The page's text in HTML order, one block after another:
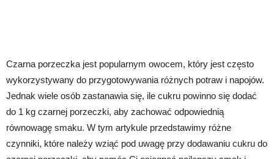
Czarna porzeczka jest popularnym owocem, który jest często
wykorzystywany do przygotowywania różnych potraw i napojów.
Jednak wiele osób zastanawia się, ile cukru powinno się dodać
do 1 kg czarnej porzeczki, aby zachować odpowiednią
równowagę smaku. W tym artykule przedstawimy różne
czynniki, które należy wziąć pod uwagę przy dodawaniu cukru do